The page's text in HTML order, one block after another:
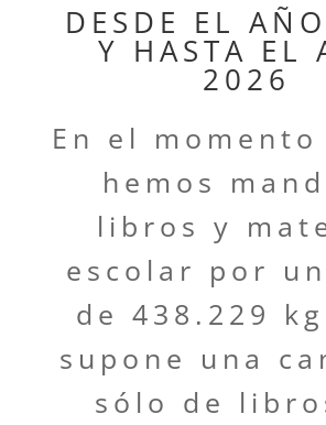
DESDE EL
Y HASTA EL
2026
En el
hemos
libros y
escolar por
de 438.229
supone una
sólo de